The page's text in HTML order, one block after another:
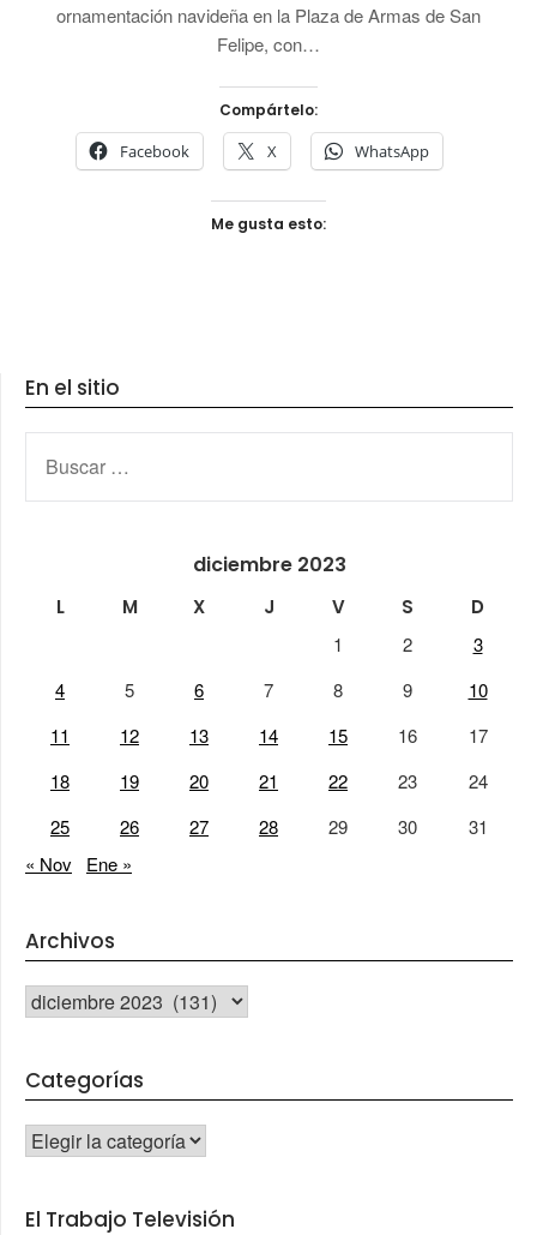
ornamentación navideña en la Plaza de Armas de San
Felipe, con…
Compártelo:
Facebook X WhatsApp
Me gusta esto:
En el sitio
diciembre 2023
L M X J V S
D
1
2
3
4
5 6 7 8 9
10
11
12 13 14 15 16
17
18
19 20 21 22 23
24
25
26 27 28 29 30
31
« Nov
Ene »
Archivos
Archivos
Categorías
CATEGORÍAS
El Trabajo Televisión